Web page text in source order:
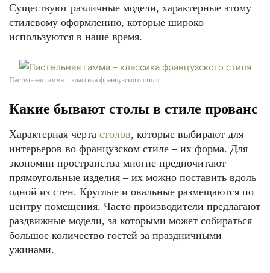
Существуют различные модели, характерные этому
стилевому оформлению, которые широко
используются в наше время.
Пастельная гамма – классика французского стиля
Какие бывают столы в стиле прованс
Характерная черта столов, которые выбирают для
интерьеров во французском стиле – их форма. Для
экономии пространства многие предпочитают
прямоугольные изделия – их можно поставить вдоль
одной из стен. Круглые и овальные размещаются по
центру помещения. Часто производители предлагают
раздвижные модели, за которыми может собираться
большое количество гостей за праздничными
ужинами.